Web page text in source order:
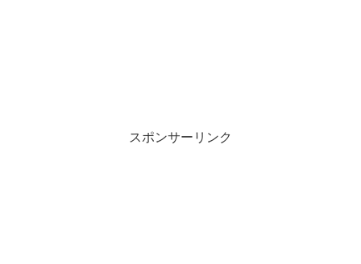
スポンサーリンク